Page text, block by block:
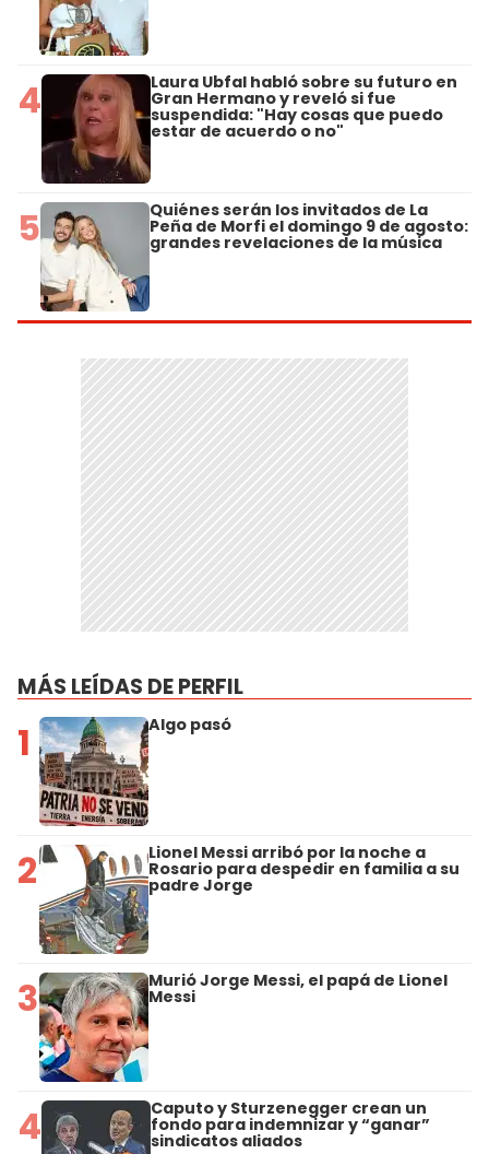
4 Laura Ubfal habló sobre su futuro en
Gran Hermano y reveló si fue
suspendida: "Hay cosas que puedo
estar de acuerdo o no"
5 Quiénes serán los invitados de La
Peña de Morfi el domingo 9 de agosto:
grandes revelaciones de la música
MÁS LEÍDAS DE PERFIL
1 Algo pasó
2 Lionel Messi arribó por la noche a
Rosario para despedir en familia a su
padre Jorge
3 Murió Jorge Messi, el papá de Lionel
Messi
4 Caputo y Sturzenegger crean un
fondo para indemnizar y “ganar”
sindicatos aliados